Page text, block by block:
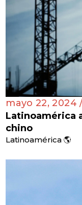
mayo 22, 2024
Latinoamérica
chino
Latinoamérica 🌎